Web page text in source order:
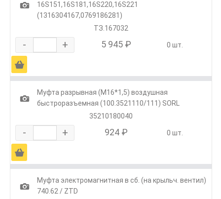
1
16S151,16S181,16S220,16S221
(1316304167,0769186281)
ТЗ.167032
- + 5 945 ₽ 0 шт.
Ä
1
Муфта разрывная (М16*1,5) воздушная
быстроразъемная (100.3521110/111) SORL
35210180040
- + 924 ₽ 0 шт.
Ä
1
Муфта электромагнитная в сб. (на крыльч. вентил)
740.62 / ZTD